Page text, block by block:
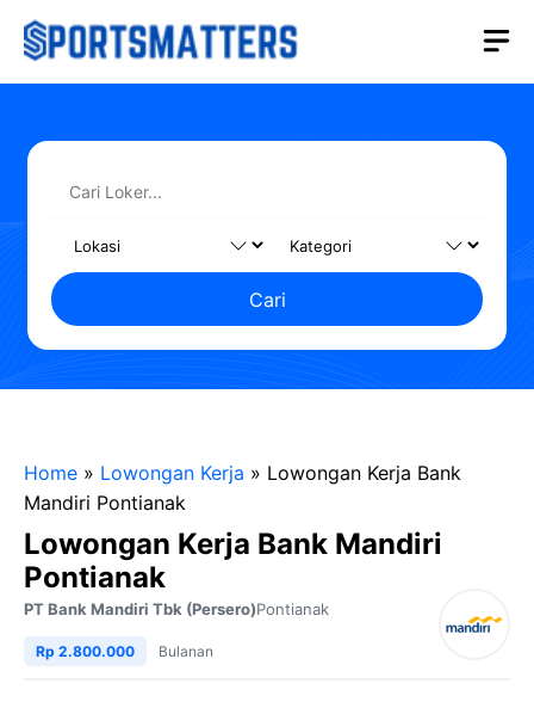
Langsung
Cari
Home » Lowongan Kerja » Lowongan Kerja Bank
Mandiri Pontianak
Lowongan Kerja Bank Mandiri
Pontianak
PT Bank Mandiri Tbk (Persero)Pontianak
Rp 2.800.000 Bulanan